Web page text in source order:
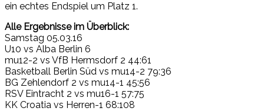
ein echtes Endspiel um Platz 1.
Alle Ergebnisse im Überblick:
Samstag 05.03.16
U10 vs Alba Berlin 6
mu12-2 vs VfB Hermsdorf 2 44:61
Basketball Berlin Süd vs mu14-2 79:36
BG Zehlendorf 2 vs mu14-1 45:56
RSV Eintracht 2 vs mu16-1 57:75
KK Croatia vs Herren-1 68:108